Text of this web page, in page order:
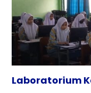
Laboratorium